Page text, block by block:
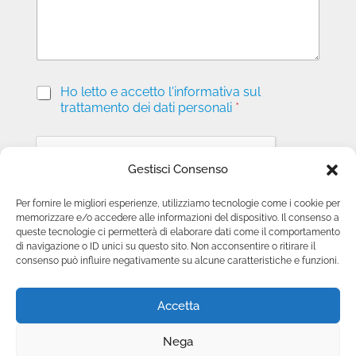
Gestisci Consenso
Per fornire le migliori esperienze, utilizziamo tecnologie come i cookie per
memorizzare e/o accedere alle informazioni del dispositivo. Il consenso a
queste tecnologie ci permetterà di elaborare dati come il comportamento
di navigazione o ID unici su questo sito. Non acconsentire o ritirare il
consenso può influire negativamente su alcune caratteristiche e funzioni.
Accetta
Nega
P
v
a
*
Ho letto e accetto l'informativa sul
trattamento dei dati personali *
Invia richiesta